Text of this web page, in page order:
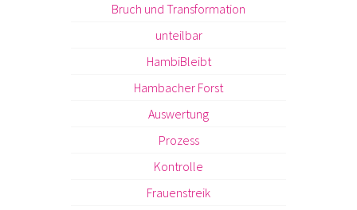
Bruch und Transformation
unteilbar
HambiBleibt
Hambacher Forst
Auswertung
Prozess
Kontrolle
Frauenstreik